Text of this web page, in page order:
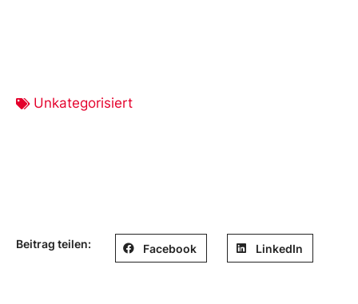
Unkategorisiert
Beitrag teilen: Facebook LinkedIn